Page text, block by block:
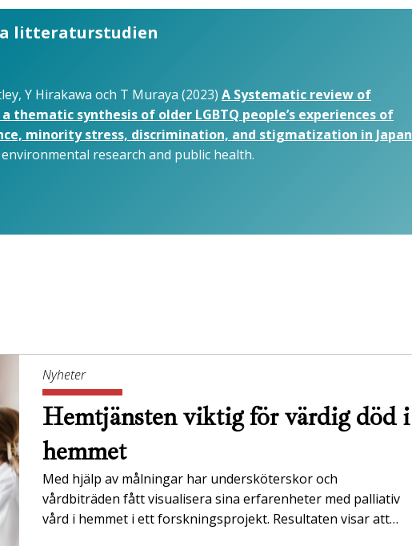
litteraturstudien
Y Hirakawa och T Muraya (2023) A Systematic review of
synthesis of older LGBTQ people’s experiences of
minority stress, discrimination, and stigmatization in Japan
research and public health.
Nyheter
Hemtjänsten viktig för värdig död i
hemmet
Med hjälp av målningar har undersköterskor och
vårdbiträden fått visualisera sina erfarenheter med palliativ
vård i hemmet i ett forskningsprojekt. Resultaten visar att…